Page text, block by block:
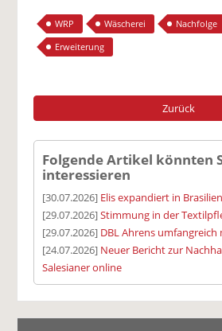
WRP Wäscherei
Nachfolge
Erweiterung
Zurück
Folgende Artikel könnten
interessieren
[30.07.2026] Elis expandiert in Brasilien
[29.07.2026]Stimmung in der
[29.07.2026] DBL Ahrens
[24.07.2026] Neuer Bericht zur
Salesianer online